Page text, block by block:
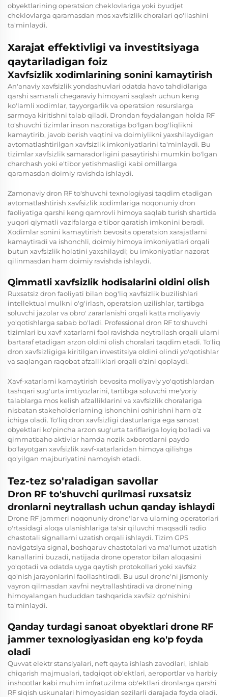
obyektlarining operatsion cheklovlariga yoki byudjet
cheklovlarga qaramasdan mos xavfsizlik choralari qo'llashini
ta'minlaydi.
Xarajat effektivligi va investitsiyaga
qaytariladigan foiz
Xavfsizlik xodimlarining sonini kamaytirish
An'anaviy xavfsizlik yondashuvlari odatda havo tahdidlariga
qarshi samarali chegaraviy himoyani saqlash uchun keng
ko'lamli xodimlar, tayyorgarlik va operatsion resurslarga
sarmoya kiritishni talab qiladi. Drondan foydalangan holda RF
to'shuvchi tizimlar inson nazoratiga bo'lgan bog'liqlikni
kamaytirib, javob berish vaqtini va doimiylikni yaxshilaydigan
avtomatlashtirilgan xavfsizlik imkoniyatlarini ta'minlaydi. Bu
tizimlar xavfsizlik samaradorligini pasaytirishi mumkin bo'lgan
charchash yoki e'tibor yetishmasligi kabi omillarga
qaramasdan doimiy ravishda ishlaydi.
Zamonaviy dron RF to'shuvchi texnologiyasi taqdim etadigan
avtomatlashtirish xavfsizlik xodimlariga noqonuniy dron
faoliyatiga qarshi keng qamrovli himoya saqlab turish shartida
yuqori qiymatli vazifalarga e'tibor qaratish imkonini beradi.
Xodimlar sonini kamaytirish bevosita operatsion xarajatlarni
kamaytiradi va ishonchli, doimiy himoya imkoniyatlari orqali
butun xavfsizlik holatini yaxshilaydi; bu imkoniyatlar nazorat
qilinmasdan ham doimiy ravishda ishlaydi.
Qimmatli xavfsizlik hodisalarini oldini olish
Ruxsatsiz dron faoliyati bilan bog'liq xavfsizlik buzilishlari
intellektual mulkni o'g'irlash, operatsion uzilishlar, tartibga
soluvchi jazolar va obro' zararlanishi orqali katta moliyaviy
yo'qotishlarga sabab bo'ladi. Professional dron RF to'shuvchi
tizimlari bu xavf-xatarlarni faol ravishda neytrallash orqali ularni
bartaraf etadigan arzon oldini olish choralari taqdim etadi. To'liq
dron xavfsizligiga kiritilgan investitsiya oldini olindi yo'qotishlar
va saqlangan raqobat afzalliklari orqali o'zini qoplaydi.
Xavf-xatarlarni kamaytirish bevosita moliyaviy yo'qotishlardan
tashqari sug'urta imtiyozlarini, tartibga soluvchi me'yoriy
talablarga mos kelish afzalliklarini va xavfsizlik choralariga
nisbatan stakeholderlarning ishonchini oshirishni ham o'z
ichiga oladi. To'liq dron xavfsizligi dasturlariga ega sanoat
obyektlari ko'pincha arzon sug'urta tariflariga loyiq bo'ladi va
qimmatbaho aktivlar hamda nozik axborotlarni paydo
bo'layotgan xavfsizlik xavf-xatarlaridan himoya qilishga
qo'yilgan majburiyatini namoyish etadi.
Tez-tez so'raladigan savollar
Dron RF to'shuvchi qurilmasi ruxsatsiz
dronlarni neytrallash uchun qanday ishlaydi
Drone RF jammeri noqonuniy drone'lar va ularning operatorlari
o'rtasidagi aloqa ulanishlariga ta'sir qiluvchi maqsadli radio
chastotali signallarni uzatish orqali ishlaydi. Tizim GPS
navigatsiya signal, boshqaruv chastotalari va ma'lumot uzatish
kanallarini buzadi, natijada drone operator bilan aloqasini
yo'qotadi va odatda uyga qaytish protokollari yoki xavfsiz
qo'nish jarayonlarini faollashtiradi. Bu usul drone'ni jismoniy
vayron qilmasdan xavfni neytrallashtiradi va drone'ning
himoyalangan hududdan tashqarida xavfsiz qo'nishini
ta'minlaydi.
Qanday turdagi sanoat obyektlari drone RF
jammer texnologiyasidan eng ko'p foyda
oladi
Quvvat elektr stansiyalari, neft qayta ishlash zavodlari, ishlab
chiqarish majmualari, tadqiqot ob'ektlari, aeroportlar va harbiy
inshootlar kabi muhim infratuzilma ob'ektlari dronlarga qarshi
RF siqish uskunalari himoyasidan sezilarli darajada foyda oladi.